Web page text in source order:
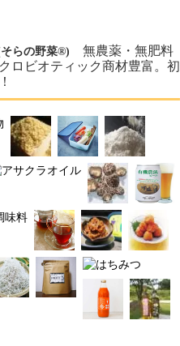
らの野菜®)
無農薬・無肥料
ロビオティック商材豊富。初